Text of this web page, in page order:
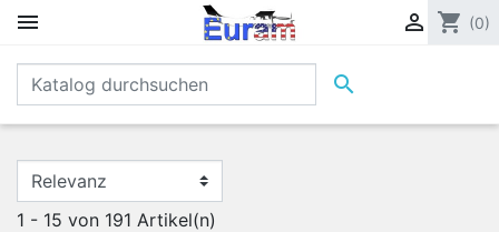
  shopping_cart (0)

1 - 15 von 191 Artikel(n)